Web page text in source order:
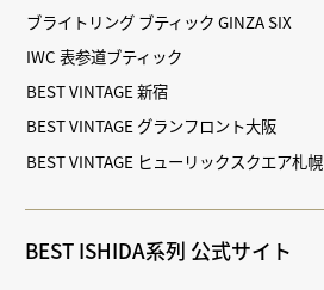
ブライトリング ブティック GINZA SIX
IWC 表参道ブティック
BEST VINTAGE 新宿
BEST VINTAGE グランフロント大阪
BEST VINTAGE ヒューリックスクエア札幌
BEST ISHIDA系列 公式サイト